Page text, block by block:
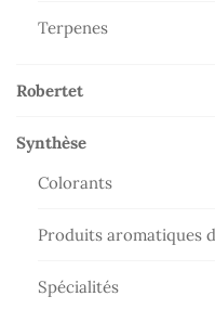
Terpenes
Robertet
Synthèse
Colorants
Produits aromatiques
Spécialités